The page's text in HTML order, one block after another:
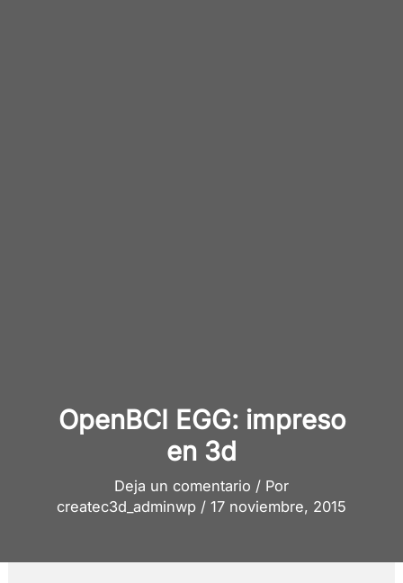
OpenBCI EGG: impreso
en 3d
Deja un comentario / Por
createc3d_adminwp / 17 noviembre, 2015